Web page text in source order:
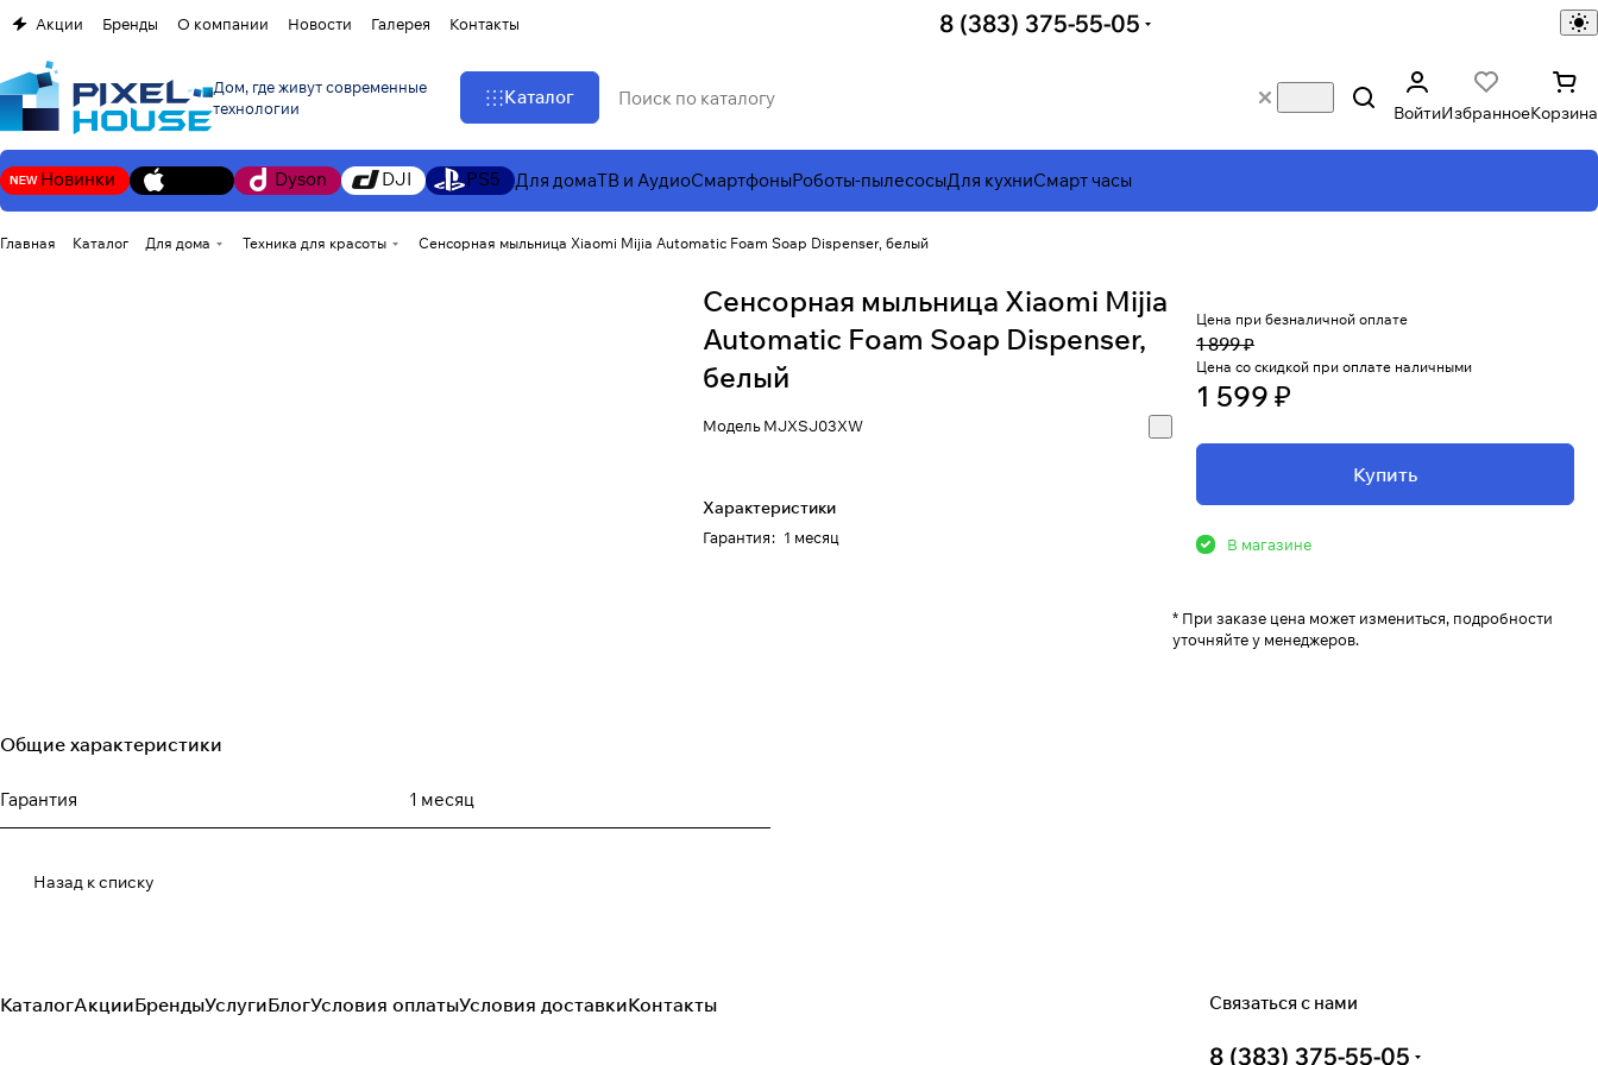
Акции Бренды О компании Новости Галерея Контакты 8 (383) 375-55-05
Дом, где живут современные
технологии
Каталог
ВойтиИзбранноеКорзина
Новинки Dyson DJI PS5 Для домаТВ и АудиоСмартфоныРоботы-пылесосыДля кухниСмарт часы
Главная Каталог Для дома Техника для красоты Сенсорная мыльница Xiaomi Mijia Automatic Foam Soap Dispenser, белый
Сенсорная мыльница Xiaomi Mijia
Automatic Foam Soap Dispenser,
белый
МодельMJXSJ03XW
Характеристики
Гарантия: 1 месяц
Цена при безналичной оплате
1 899 ₽
Цена со скидкой при оплате наличными
1 599 ₽
Купить
В магазине
* При заказе цена может измениться, подробности
уточняйте у менеджеров.
Общие характеристики
Гарантия 1 месяц
Назад к списку
КаталогАкцииБрендыУслугиБлогУсловия оплатыУсловия доставкиКонтакты Связаться с нами
8 (383) 375-55-05